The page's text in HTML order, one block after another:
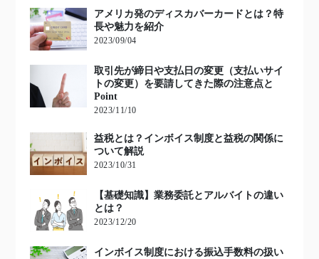
アメリカ発のディスカバーカードとは？特
長や魅力を紹介
2023/09/04
取引先が締日や支払日の変更（支払いサイ
トの変更）を要請してきた際の注意点と
Point
2023/11/10
益税とは？インボイス制度と益税の関係に
ついて解説
2023/10/31
【基礎知識】業務委託とアルバイトの違い
とは？
2023/12/20
インボイス制度における振込手数料の扱い